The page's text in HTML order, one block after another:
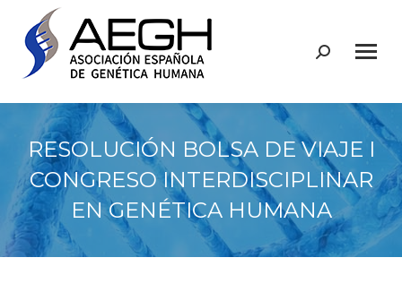
Buscar:
RESOLUCIÓN BOLSA DE VIAJE I
CONGRESO INTERDISCIPLINAR
EN GENÉTICA HUMANA